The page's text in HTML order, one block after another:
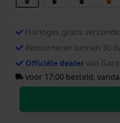
Horloges gratis
Retourneren binnen 30
Officiële dealervan
voor 17:00 besteld,